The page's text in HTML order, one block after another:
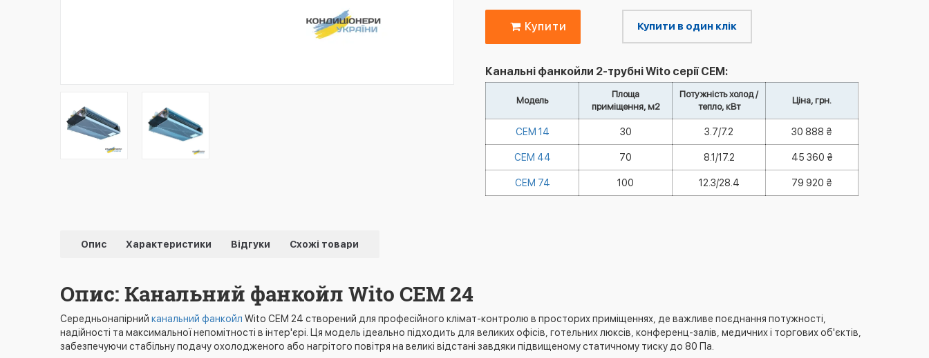
Купити Купити в один клік
Канальні фанкойли 2-трубні Wito серії СEM:
Модель
Площа
приміщення, м2
Потужність холод /
тепло, кВт
Ціна, грн.
СEM 14 30 3.7/7.2 30 888 ₴
СEM 44 70 8.1/17.2 45 360 ₴
СEM 74 100 12.3/28.4 79 920 ₴
Опис Характеристики Відгуки Схожі товари
Опис: Канальний фанкойл Wito CEM 24
Середньонапірний канальний фанкойл Wito CEM 24 створений для професійного клімат-контролю в просторих приміщеннях, де важливе поєднання потужності,
надійності та максимальної непомітності в інтер'єрі. Ця модель ідеально підходить для великих офісів, готельних люксів, конференц-залів, медичних і торгових об'єктів,
забезпечуючи стабільну подачу охолодженого або нагрітого повітря на великі відстані завдяки підвищеному статичному тиску до 80 Па.